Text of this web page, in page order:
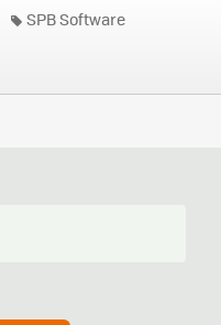
SPB Software